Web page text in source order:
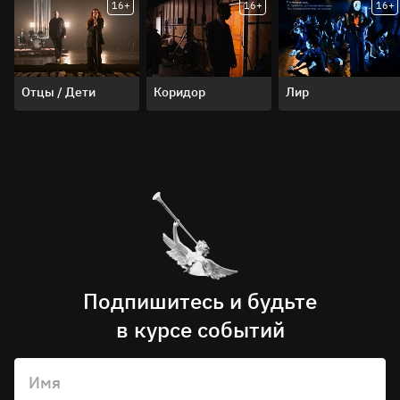
Кирилл Люкевич, режиссёр спектакля
Продолжительность спектакля – 1 час 50 минут
без антракта
16+
Отцы / Дети
16+
Коридор
16+
Лир
Подпишитесь и будьте
в курсе событий
Имя